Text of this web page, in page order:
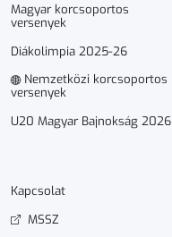
Magyar korcsoportos
versenyek
Diákolimpia 2025-26
Nemzetközi korcsoportos
versenyek
U20 Magyar Bajnokság 2026
Kapcsolat
MSSZ